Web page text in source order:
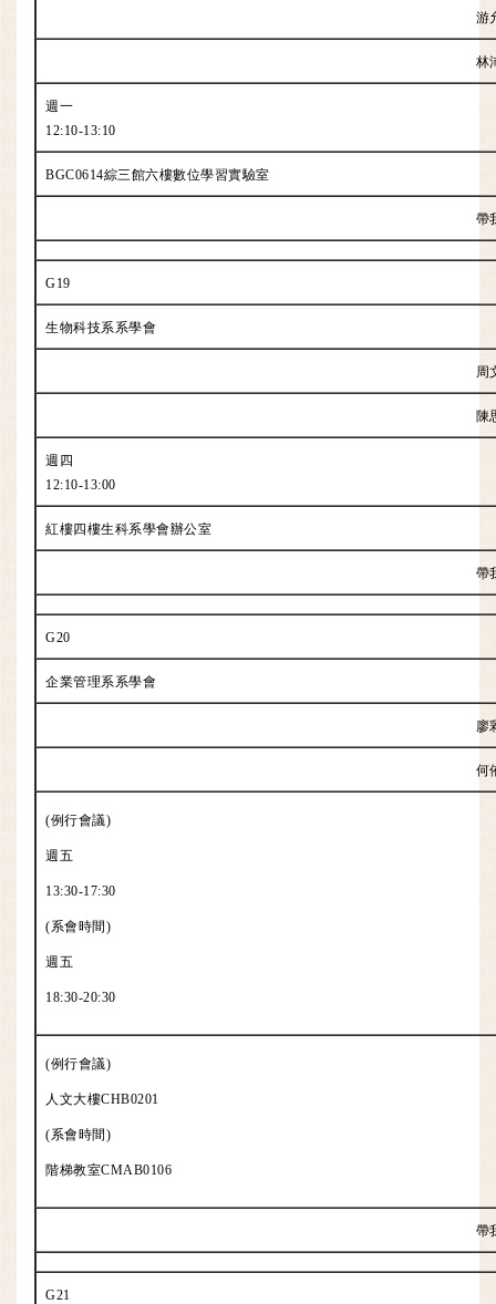
游
林
週一
12:10-13:10
BGC0614綜三館六樓數位學習實驗室
帶
G19
生物科技系系學會
周
陳
週四
12:10-13:00
紅樓四樓生科系學會辦公室
帶
G20
企業管理系系學會
廖
何
(例行會議)
週五
13:30-17:30
(系會時間)
週五
18:30-20:30
(例行會議)
人文大樓CHB0201
(系會時間)
階梯教室CMAB0106
帶
G21